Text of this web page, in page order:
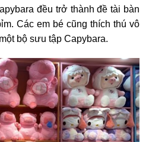
đều trở thành đề tài bàn
Các em bé cũng thích thú vô
bộ sưu tập Capybara.